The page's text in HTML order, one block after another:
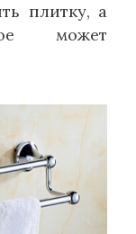
плитку, а
может